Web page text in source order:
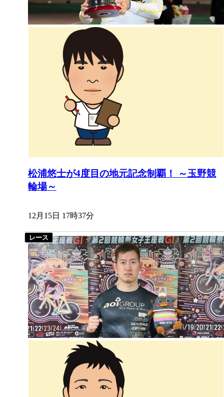
松浦悠士が4度目の地元記念制覇！ ～玉野競
輪場～
12月15日 17時37分